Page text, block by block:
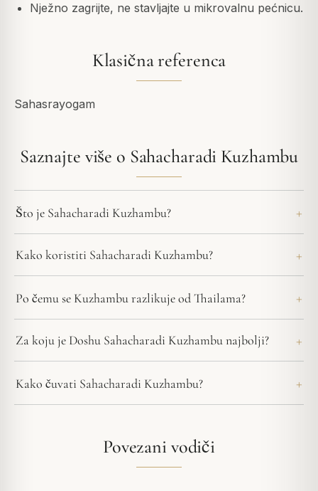
Nježno zagrijte, ne stavljajte u mikrovalnu pećnicu.
Klasična referenca
Sahasrayogam
Saznajte više o Sahacharadi Kuzhambu
Što je Sahacharadi Kuzhambu?
Kako koristiti Sahacharadi Kuzhambu?
Po čemu se Kuzhambu razlikuje od Thailama?
Za koju je Doshu Sahacharadi Kuzhambu najbolji?
Kako čuvati Sahacharadi Kuzhambu?
Povezani vodiči